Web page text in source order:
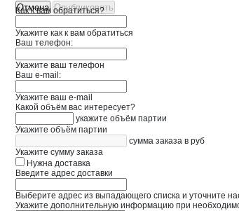
Отмена Опубликовать
Как к вам обратиться?
Укажите как к вам обратиться
Ваш телефон:
Укажите ваш телефон
Ваш e-mail:
Укажите ваш e-mail
Какой объём вас интересует?
укажите объём партии
Укажите объём партии
сумма заказа в руб
Укажите сумму заказа
Нужна доставка
Введите адрес доставки
Выберите адрес из выпадающего списка и уточните
Укажите дополнительную информацию при